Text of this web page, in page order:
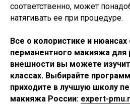
соответственно, может
натягивать ее при процедуре.
Все о колористике и нюансах
перманентного макияжа для
внешности вы можете
классах. Выбирайте
приходите в лучшую школу
макияжа России: expert-